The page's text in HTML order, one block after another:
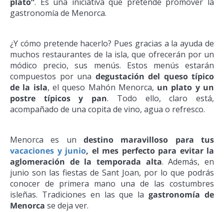
gastronomía de Menorca.
¿Y cómo pretende hacerlo? Pues gracias a la ayuda de
muchos restaurantes de la isla, que ofrecerán por un
módico precio, sus menús. Estos menús estarán
compuestos por una degustación del queso típico
de la isla, el queso Mahón Menorca, un plato y un
postre típicos y pan. Todo ello, claro está,
acompañado de una copita de vino, agua o refresco.
Menorca es un destino maravilloso para tus
vacaciones y junio, el mes perfecto para evitar la
aglomeración de la temporada alta. Además, en
junio son las fiestas de Sant Joan, por lo que podrás
conocer de primera mano una de las costumbres
isleñas. Tradiciones en las que lagastronomía de
Menorca se deja ver.